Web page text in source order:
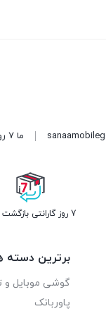
ما 7 روز هفته پاسخگوی شما هستیم. | آدرس: گرگان میدان سرخواجه نبش امام رضا دست چپ
7 روز گارانتی بازگشت وجه
برترین دسته
گوشی موبایل و
پاوربانک